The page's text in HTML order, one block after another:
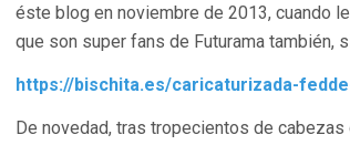
éste blog en noviembre de 2013, cuando
que son super fans de Futurama también,
https://bischita.es/caricaturizada-
De novedad, tras tropecientos de cabezas